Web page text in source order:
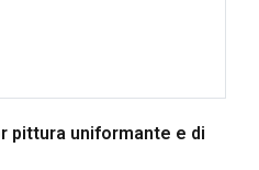
pittura uniformante e di